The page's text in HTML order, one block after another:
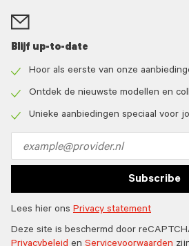
Blijf up-to-date
icon
Hoor als eerste van onze
icon
Ontdek de nieuwste modellen en
Unieke aanbiedingen speciaal voor
address
Subscribe
Lees hier ons Privacy statement
Deze site is beschermd door